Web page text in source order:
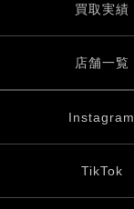
買取実績
店舗一覧
Instagram
TikTok